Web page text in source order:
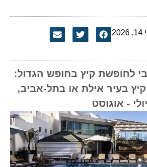
לחופשת קיץ בחופש הגדול:
בעיר אילת או בתל-אביב,
- אוגוסט